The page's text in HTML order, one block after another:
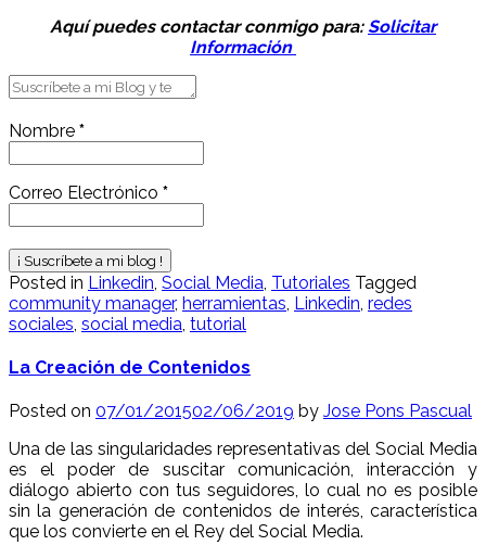
Aquí puedes contactar conmigo para:Solicitar
Información
Nombre *
Correo Electrónico *
Posted in Linkedin, Social Media, Tutoriales Tagged
community manager, herramientas, Linkedin, redes
sociales, social media, tutorial
La Creación de Contenidos
Posted on 07/01/201502/06/2019 by Jose Pons Pascual
Una de las singularidades representativas del Social Media
es el poder de suscitar comunicación, interacción y
diálogo abierto con tus seguidores, lo cual no es posible
sin la generación de contenidos de interés, característica
que los convierte en el Rey del Social Media.